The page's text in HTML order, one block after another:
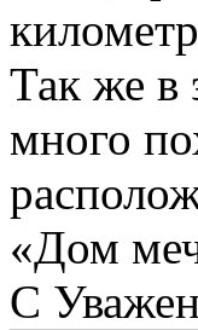
Так же в
много
«Дом
С